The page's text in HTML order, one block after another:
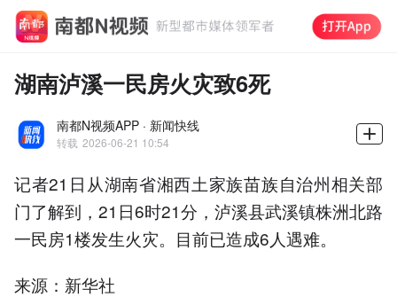
湖南泸溪一民房火灾致6死
南都N视频APP · 新闻快线
转载 2026-06-21 10:54
记者21日从湖南省湘西土家族苗族自治州相关部
门了解到，21日6时21分，泸溪县武溪镇株洲北路
一民房1楼发生火灾。目前已造成6人遇难。
来源：新华社